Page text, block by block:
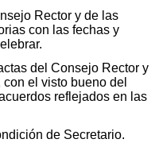
Rector y de las
con las fechas y
del Consejo Rector y
el visto bueno del
reflejados en las
de Secretario.